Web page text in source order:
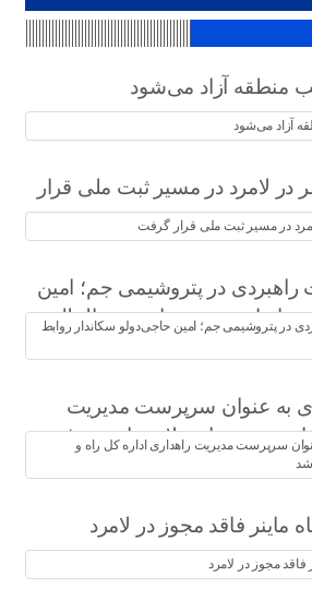
منطقه آزاد می‌شود
شهادت ۲۱ نفر در لامرد در مسیر ثبت ملی قرار
راهبردی در پتروشیمی جم؛ امین
روابط عمومی و امور بین‌الملل
به عنوان سرپرست مدیریت
راه و شهرسازی لارستان معرفی